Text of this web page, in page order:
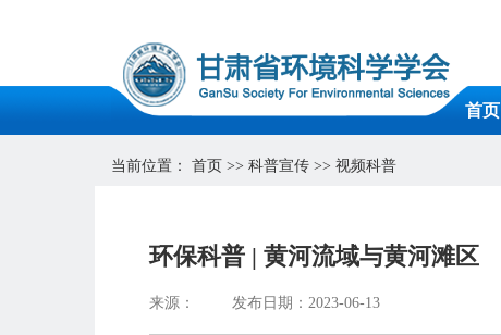
首页
当前位置： 首页 >> 科普宣传 >> 视频科普
环保科普 | 黄河流域与黄河滩区
来源： 发布日期：2023-06-13